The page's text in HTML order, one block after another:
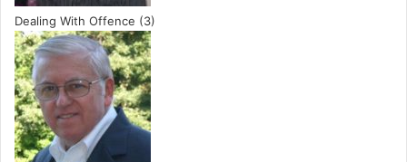
Dealing With Offence (3)